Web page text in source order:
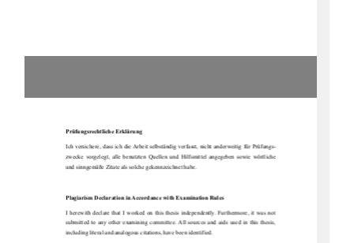
Prüfungsrechtliche Erklärung
Ich versichere, dass ich die Arbeit selbständig verfasst, nicht anderweitig für Prüfungs-
zwecke  vorgelegt,  alle  benutzten  Quellen und  Hilfsmittel  angegeben  sowie  wörtliche
und sinngemäße Zitate als solche gekennzeichnet habe.
Plagiarism Declaration in Accordance with Examination Rules
I  herewith  declare  that  I  worked  on  this  thesis  independently.  Furthermore,  it  was  not
submitted  to  any  other  examining  committee.  All  sources  and  aids  used  in  this  thesis,
including literal and analogous citations, have been identified.